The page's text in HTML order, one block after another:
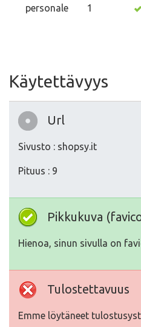
personale 1
Käytettävyys
Url
Sivusto : shopsy.it
Pituus : 9
Pikkukuva
Hienoa, sinun sivulla on
Tulostettavuus
Emme löytäneet